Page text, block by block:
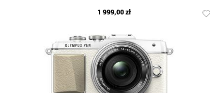
1 999,00 zł